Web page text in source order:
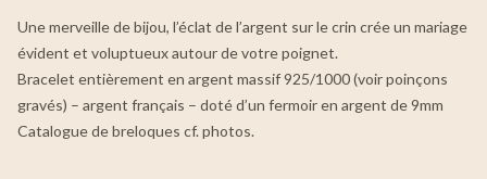
Une merveille de bijou, l’éclat de l’argent sur le crin crée un mariage
évident et voluptueux autour de votre poignet.
Bracelet entièrement en argent massif 925/1000 (voir poinçons
gravés) – argent français – doté d’un fermoir en argent de 9mm
Catalogue de breloques cf. photos.